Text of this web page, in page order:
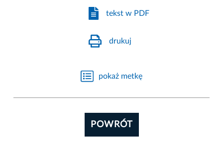
tekst w PDF
drukuj
pokaż metkę
POWRÓT